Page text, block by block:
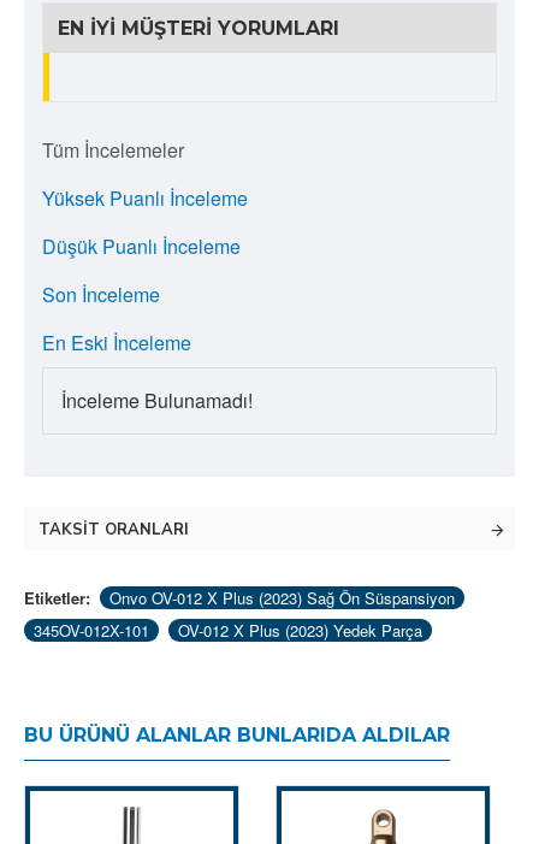
EN İYI MÜŞTERI YORUMLARI
Tüm İncelemeler
Yüksek Puanlı İnceleme
Düşük Puanlı İnceleme
Son İnceleme
En Eski İnceleme
İnceleme Bulunamadı!
TAKSIT ORANLARI
Etiketler:
Onvo OV-012 X Plus (2023) Sağ Ön Süspansiyon
345OV-012X-101
OV-012 X Plus (2023) Yedek Parça
BU ÜRÜNÜ ALANLAR BUNLARIDA ALDILAR